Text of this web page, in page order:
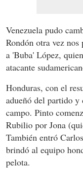
Venezuela pudo
Rondón otra vez
a 'Buba' López,
atacante
Honduras, con el
adueñó del partido y
campo. Pinto
Rubilio por Jona
También entró
brindó al equipo
pelota.